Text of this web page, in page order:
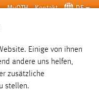
MyOTH Kontakt DE
SUCHE
Einige von ihnen
andere uns helfen,
zusätzliche
stellen.